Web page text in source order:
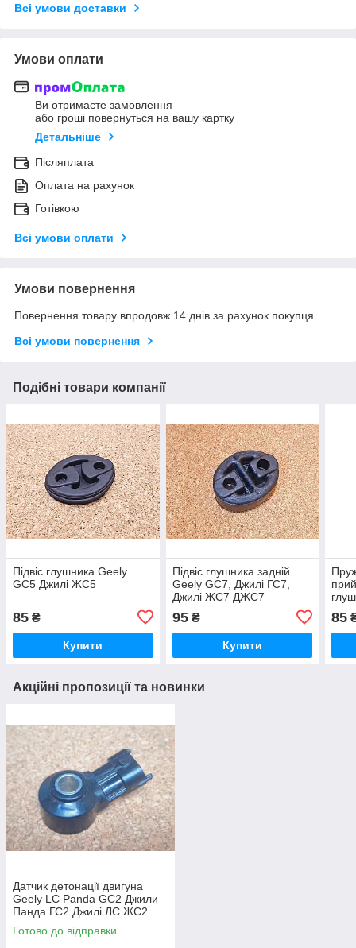
Всі умови доставки
Умови оплати
Ви отримаєте замовлення
або гроші повернуться на вашу картку
Детальніше
Післяплата
Оплата на рахунок
Готівкою
Всі умови оплати
Умови повернення
Повернення товару впродовж 14 днів за рахунок покупця
Всі умови повернення
Подібні товари компанії
Підвіс глушника Geely
GC5 Джилі ЖС5
85 ₴
Купити
Підвіс глушника задній
Geely GC7, Джилі ГС7,
Джилі ЖС7 ДЖС7
95₴
Купити
85
Акційні пропозиції та новинки
Датчик детонації двигуна
Geely LC Panda GC2 Джили
Панда ГС2 Джилі ЛС ЖС2
Готово до відправки